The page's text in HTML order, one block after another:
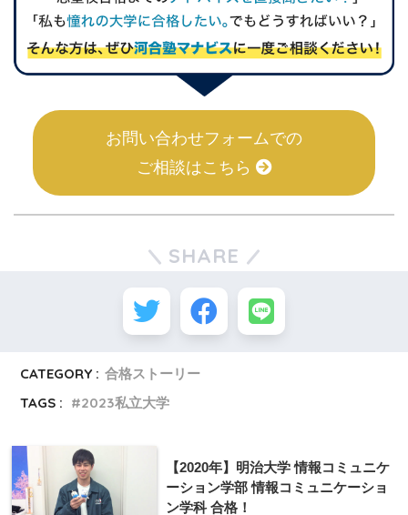
お問い合わせフォームでの
ご相談はこちら
SHARE
CATEGORY : 合格ストーリー
TAGS :
2023私立大学
【2020年】明治大学 情報コミュニケ
ーション学部 情報コミュニケーショ
ン学科 合格！